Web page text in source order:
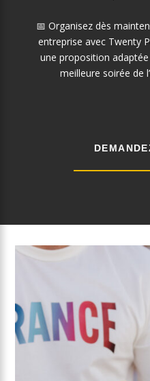
📅 Organisez dès
entreprise avec Twenty
une proposition
meilleure soirée de